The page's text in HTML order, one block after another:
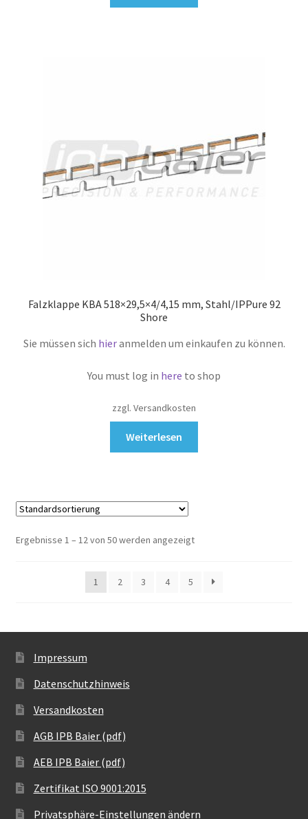
Falzklappe KBA 518×29,5×4/4,15 mm, Stahl/IPPure 92
Shore
Sie müssen sich hieranmelden um einkaufen zu können.
You must log in here to shop
zzgl. Versandkosten
Weiterlesen
Ergebnisse 1 – 12 von 50 werden angezeigt
1 2 3 4 5
Impressum
Datenschutzhinweis
Versandkosten
AGB IPB Baier (pdf)
AEB IPB Baier (pdf)
Zertifikat ISO 9001:2015
Privatsphäre-Einstellungen ändern